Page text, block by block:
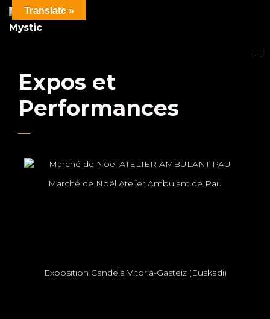
Expos et
Performances
Marché de Noël Atelier Ambulant de Pau
Exposition Candela Vitoria-Gasteiz (Euskadi)
Translate »